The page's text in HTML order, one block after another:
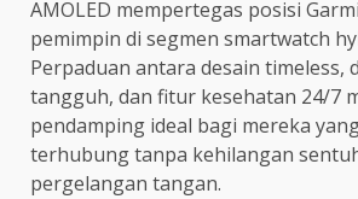
AMOLED mempertegas posisi
pemimpin di segmen smartwatch
Perpaduan antara desain timeless,
tangguh, dan fitur kesehatan 24/7
pendamping ideal bagi mereka
terhubung tanpa kehilangan
pergelangan tangan.